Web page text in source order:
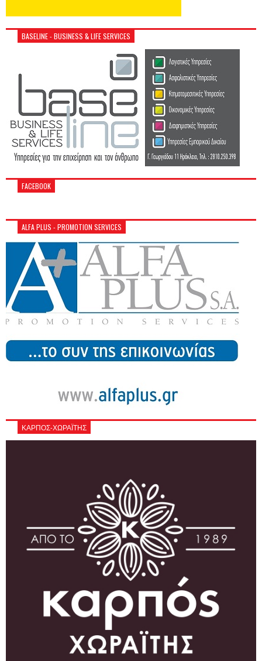
BASELINE - BUSINESS & LIFE SERVICES
FACEBOOK
ALFA PLUS - PROMOTION SERVICES
ΚΑΡΠΟΣ-ΧΩΡΑΪΤΗΣ